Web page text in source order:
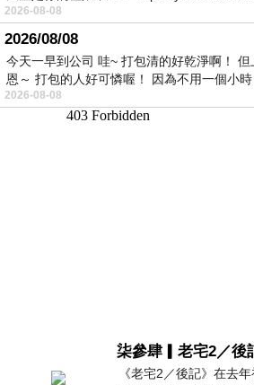
2026-08-08
2026/08/08
今天一早到公司 哇~ 打包清的好乾淨啊！
恩～ 打包的人好可憐喔！ 因為不用一個小
2026-08-08
柒參肆▎老宅2／後
《老宅2／後記》在去